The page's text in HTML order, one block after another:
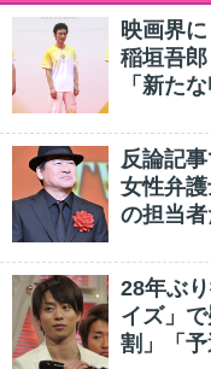
映画界
稲垣吾
「新た
反論記
女性弁護
の担当
28年ぶ
イズ」
割」「予